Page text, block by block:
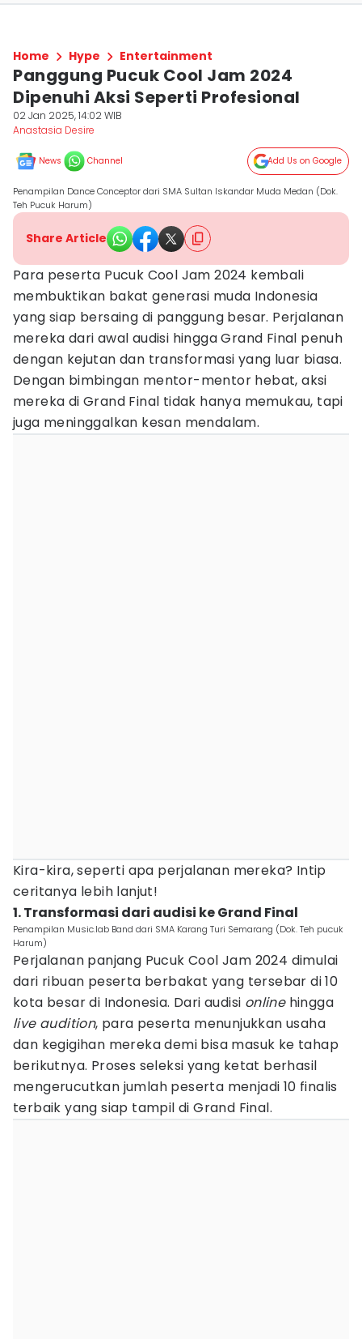
Home Hype Entertainment
Panggung Pucuk Cool Jam 2024
Dipenuhi Aksi Seperti Profesional
02 Jan 2025, 14:02 WIB
Anastasia Desire
News Channel Add Us on Google
Penampilan Dance Conceptor dari SMA Sultan Iskandar Muda Medan (Dok.
Teh Pucuk Harum)
Share Article
Para peserta Pucuk Cool Jam 2024 kembali
membuktikan bakat generasi muda Indonesia
yang siap bersaing di panggung besar. Perjalanan
mereka dari awal audisi hingga Grand Final penuh
dengan kejutan dan transformasi yang luar biasa.
Dengan bimbingan mentor-mentor hebat, aksi
mereka di Grand Final tidak hanya memukau, tapi
juga meninggalkan kesan mendalam.
Kira-kira, seperti apa perjalanan mereka? Intip
ceritanya lebih lanjut!
1. Transformasi dari audisi ke Grand Final
Penampilan Music.lab Band dari SMA Karang Turi Semarang (Dok. Teh pucuk
Harum)
Perjalanan panjang Pucuk Cool Jam 2024 dimulai
dari ribuan peserta berbakat yang tersebar di 10
kota besar di Indonesia. Dari audisi onlinehingga
live audition, para peserta menunjukkan usaha
dan kegigihan mereka demi bisa masuk ke tahap
berikutnya. Proses seleksi yang ketat berhasil
mengerucutkan jumlah peserta menjadi 10 finalis
terbaik yang siap tampil di Grand Final.